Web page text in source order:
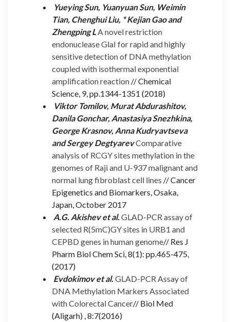
Yueying Sun, Yuanyuan Sun, Weimin
Tian, Chenghui Liu, * Kejian Gao and
Zhengping L A novel restriction
endonuclease GlaI for rapid and highly
sensitive detection of DNA methylation
coupled with isothermal exponential
amplification reaction // Chemical
Science, 9, pp.1344-1351 (2018)
Viktor Tomilov, Murat Abdurashitov,
Danila Gonchar, Anastasiya Snezhkina,
George Krasnov, Anna Kudryavtseva
and Sergey DegtyarevComparative
analysis of RCGY sites methylation in the
genomes of Raji and U-937 malignant and
normal lung fibroblast cell lines // Cancer
Epigenetics and Biomarkers, Osaka,
Japan, October 2017
A.G. Akishev et al. GLAD-PCR assay of
selected R(5mC)GY sites in URB1 and
CEPBD genes in human genome// Res J
Pharm Biol Chem Sci, 8(1): pp.465-475,
(2017)
Evdokimov et al. GLAD-PCR Assay of
DNA Methylation Markers Associated
with Colorectal Cancer// Biol Med
(Aligarh) , 8:7(2016)